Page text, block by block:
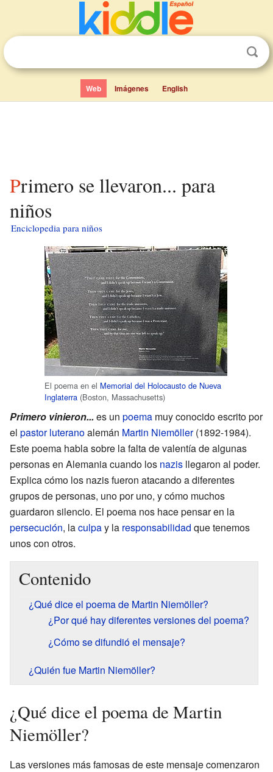
Web Imágenes English
Primero se llevaron... para
niños
Enciclopedia para niños
El poema en el Memorial del Holocausto de Nueva
Inglaterra (Boston, Massachusetts)
Primero vinieron... es un poema muy conocido escrito por
el pastor luteranoalemán Martin Niemöller(1892-1984).
Este poema habla sobre la falta de valentía de algunas
personas en Alemania cuando los nazis llegaron al poder.
Explica cómo los nazis fueron atacando a diferentes
grupos de personas, uno por uno, y cómo muchos
guardaron silencio. El poema nos hace pensar en la
persecución, laculpay la responsabilidad que tenemos
unos con otros.
Contenido
¿Qué dice el poema de Martin Niemöller?
¿Por qué hay diferentes versiones del poema?
¿Cómo se difundió el mensaje?
¿Quién fue Martin Niemöller?
¿Qué dice el poema de Martin
Niemöller?
Las versiones más famosas de este mensaje comenzaron